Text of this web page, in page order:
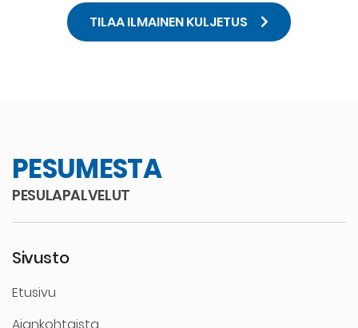
TILAA ILMAINEN KULJETUS
PESUMESTA
PESULAPALVELUT
Sivusto
Etusivu